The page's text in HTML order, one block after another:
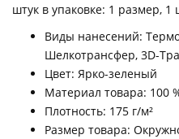
штук в упаковке: 1 размер, 1
Виды нанесений:
Шелкотрансфер, 3D-
Цвет: Ярко-зеленый
Материал товара: 100
Плотность: 175 г/м²
Размер товара: